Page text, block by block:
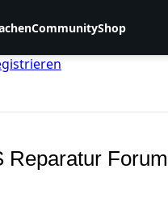
CommunityShop
Reparatur Forum